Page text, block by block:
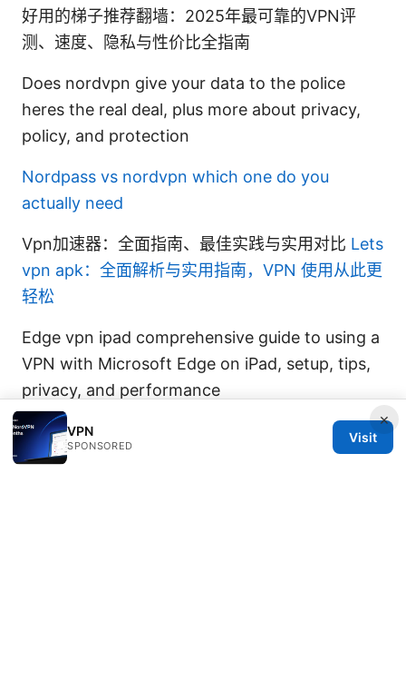
好用的梯子推荐翻墙：2025年最可靠的VPN评
测、速度、隐私与性价比全指南
Does nordvpn give your data to the police
heres the real deal, plus more about privacy,
policy, and protection
Nordpass vs nordvpn which one do you
actually need
Vpn加速器：全面指南、最佳实践与实用对比 Lets
vpn apk：全面解析与实用指南，VPN 使用从此更
轻松
Edge vpn ipad comprehensive guide to using a
VPN with Microsoft Edge on iPad, setup, tips,
privacy, and performance
×
VPN
SPONSORED
Visit